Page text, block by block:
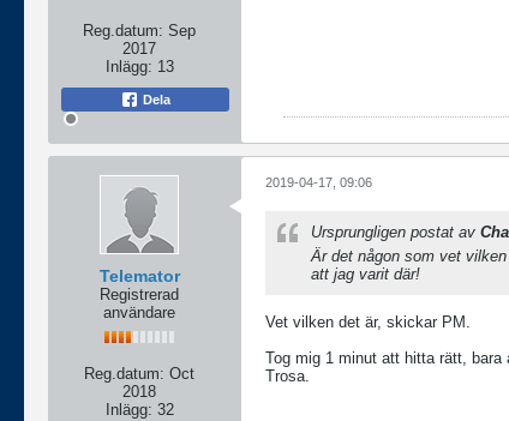
Reg.datum: Sep
2017
Inlägg: 13
Dela
Telemator
Registrerad
användare
Reg.datum: Oct
2018
Inlägg: 32
2019-04-17, 09:06
Ursprungligen postat av
Är det någon som vet
att jag varit där!
Vet vilken det är, skickar PM.
Tog mig 1 minut att hitta rätt,
Trosa.